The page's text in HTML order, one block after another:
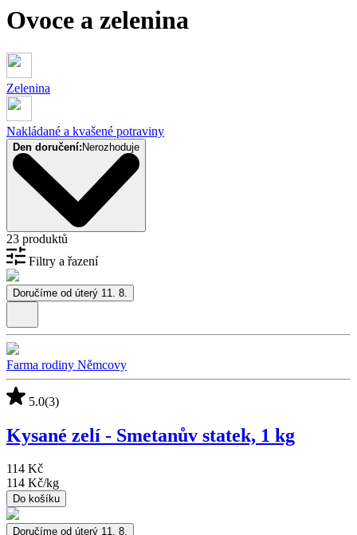
Ovoce a zelenina
Zelenina
Nakládané a kvašené potraviny
Den doručení: Nerozhoduje
23 produktů
Filtry a řazení
Doručíme od úterý 11. 8.
Farma rodiny Němcovy
5.0(3)
Kysané zelí - Smetanův statek, 1 kg
114 Kč
114 Kč/kg
Do košíku
Doručíme od úterý 11. 8.